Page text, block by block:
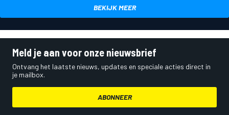
BEKIJK MEER
Meld je aan voor onze nieuwsbrief
Ontvang het laatste nieuws, updates en speciale acties direct in
je mailbox.
ABONNEER